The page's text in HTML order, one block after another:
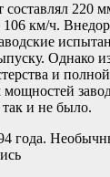
220
106 км/ч.
Однако
и полной
и не было.